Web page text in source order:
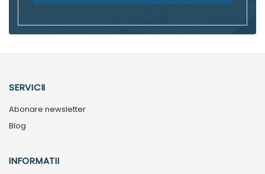
SERVICII
Abonare newsletter
Blog
INFORMATII